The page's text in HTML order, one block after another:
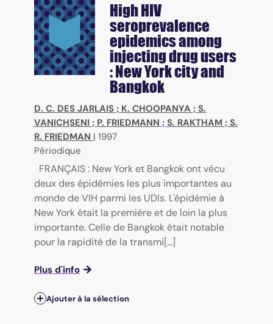
High HIV
seroprevalence
epidemics among
injecting drug users
: New York city and
Bangkok
D. C. DES JARLAIS ; K. CHOOPANYA ; S.
VANICHSENI ; P. FRIEDMANN ; S. RAKTHAM ; S.
R. FRIEDMAN | 1997
Périodique
FRANÇAIS : New York et Bangkok ont vécu
deux des épidémies les plus importantes au
monde de VIH parmi les UDIs. L'épidémie à
New York était la première et de loin la plus
importante. Celle de Bangkok était notable
pour la rapidité de la transmi[...]
Plus d'info
Ajouter à la sélection